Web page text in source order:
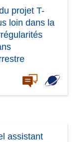
projet T-
loin dans la
assistant